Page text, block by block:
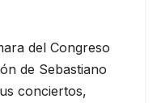
del Congreso
de Sebastiano
conciertos,